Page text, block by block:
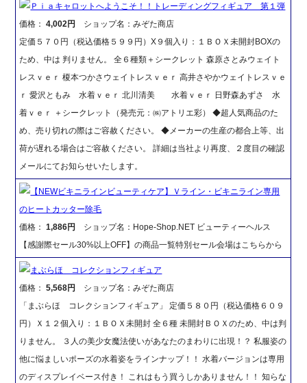
Ｐｉａキャロットへようこそ！！トレーディングフィギュア 第１弾
価格：4,002円
ショップ名：みぞた商店
定価５７０円（税込価格５９９円）X９個入り：１ＢＯＸ未開封BOXの
ため、中は 判りません。 全６種類＋シークレット 森原さとみウェイト
レスｖｅｒ 榎本つかさウェイトレスｖｅｒ 高井さやかウェイトレスｖｅ
ｒ 愛沢ともみ 水着ｖｅｒ 北川清美 水着ｖｅｒ 日野森あずさ 水
着ｖｅｒ ＋シークレット（発売元：㈱アトリエ彩） ◆超人気商品のた
め、売り切れの際はご容赦ください。 ◆メーカーの生産の都合上等、出
荷が遅れる場合はご容赦ください。 詳細は当社より再度、２度目の確認
メールにてお知らせいたします。
【NEWビキニラインビューティケア】Ｖライン・ビキニライン専用
のヒートカッター除毛
価格：1,886円
ショップ名：Hope-Shop.NET ビューティーヘルス
【感謝際セール30%以上OFF】の商品一覧特別セール会場はこちらから
まぶらほ コレクションフィギュア
価格：5,568円
ショップ名：みぞた商店
「まぶらほ コレクションフィギュア」 定価５８０円（税込価格６０９
円）Ｘ１２個入り：１ＢＯＸ未開封 全６種 未開封ＢＯＸのため、中は判
りません。 ３人の美少女魔法使いがあなたのまわりに出現！？ 私服姿の
他に悩ましいポーズの水着姿をラインナップ！！ 水着バージョンは専用
のディスプレイベース付き！ これはもう買うしかありません！！ 知らな